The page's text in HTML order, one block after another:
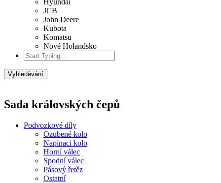
Hyundai
JCB
John Deere
Kubota
Komatsu
Nové Holandsko
Vyhledávání
Sada královských čepů
Podvozkové díly
Ozubené kolo
Napínací kolo
Horní válec
Spodní válec
Pásový řetěz
Ostatní